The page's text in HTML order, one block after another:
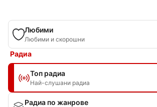
Любими
Любими и скорошни
Радиа
Топ радиа
Най-слушани радиа
Радиа по жанрове